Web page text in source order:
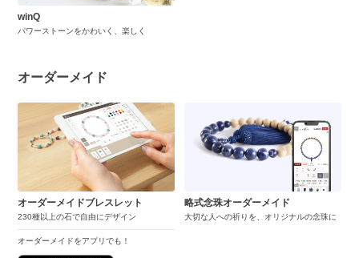
winQ
パワーストーンをかわいく、楽しく
オーダーメイド
オーダーメイドブレスレット
230種以上の石で自由にデザイン
オーダーメイドをアプリでも！
略式念珠オーダーメイド
大切な人への祈りを、オリジナルの念珠に